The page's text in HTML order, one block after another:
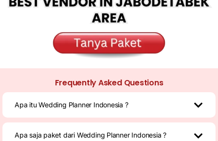
Frequently Asked Questions
Apa itu Wedding Planner Indonesia ?
Apa saja paket dari Wedding Planner Indonesia ?